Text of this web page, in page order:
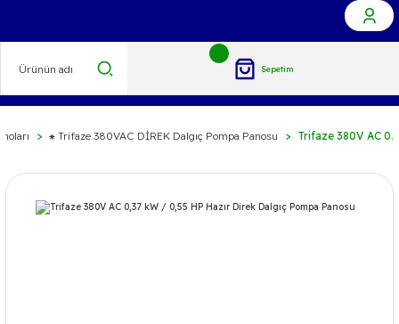
Sepetim
⁕ Trifaze 380VAC DİREK Dalgıç Pompa Panosu Trifaze 380V AC